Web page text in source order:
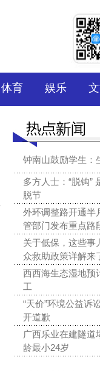
体育 娱乐
钟南山鼓励学生：
多方人士：“脱钩”
脱节
外环调整路开通半
管部门发布重点路
关于低保，这些
众救助政策详解来
西西海生态湿地预
工
“天价”环境公益诉
开道歉
广西乐业在建隧道
龄最小24岁